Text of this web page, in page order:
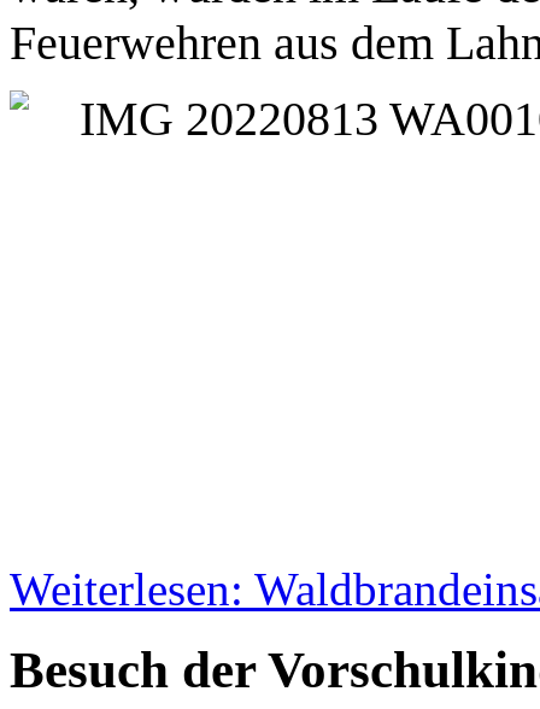
Feuerwehren aus dem
Weiterlesen:
Besuch der